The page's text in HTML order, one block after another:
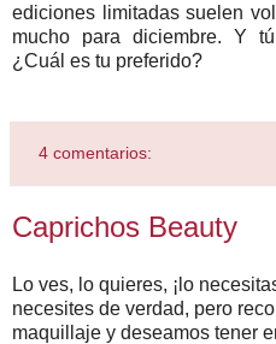
ediciones limitadas suelen
mucho para diciembre. Y
¿Cuál es tu preferido?
4 comentarios:
Caprichos Beauty
Lo ves, lo quieres, ¡lo
necesites de verdad, pero
maquillaje y deseamos tener